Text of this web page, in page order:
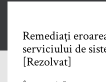
Remediați
serviciului de
[Rezolvat]